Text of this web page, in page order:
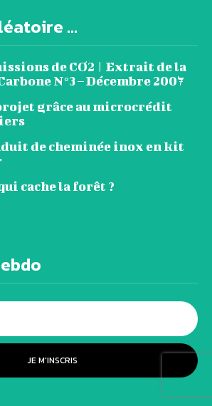
...
de CO2 | Extrait de la
N°3 – Décembre 2007
grâce au microcrédit
de cheminée inox en kit
cache la forêt ?
JE M'INSCRIS